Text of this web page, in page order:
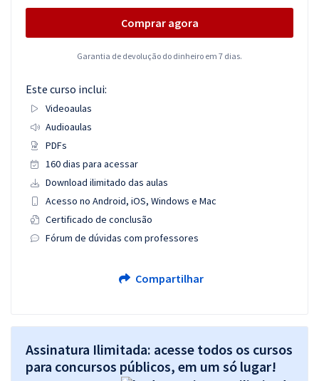
Comprar agora
Garantia de devolução do dinheiro em 7 dias.
Este curso inclui:
Videoaulas
Audioaulas
PDFs
160 dias para acessar
Download ilimitado das aulas
Acesso no Android, iOS, Windows e Mac
Certificado de conclusão
Fórum de dúvidas com professores
Compartilhar
Assinatura Ilimitada: acesse todos os cursos
para concursos públicos, em um só lugar!